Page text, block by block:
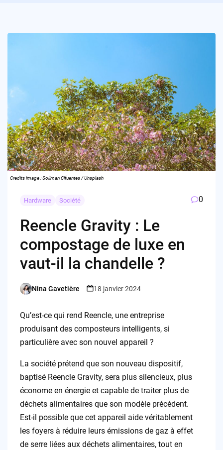
Credits image : Soliman Cifuentes / Unsplash
Hardware Société 0
Reencle Gravity : Le
compostage de luxe en
vaut-il la chandelle ?
Posted
Nina Gavetière 18 janvier 2024
Qu’est-ce qui rend Reencle, une entreprise
produisant des composteurs intelligents, si
particulière avec son nouvel appareil ?
La société prétend que son nouveau dispositif,
baptisé Reencle Gravity, sera plus silencieux, plus
économe en énergie et capable de traiter plus de
déchets alimentaires que son modèle précédent.
Est-il possible que cet appareil aide véritablement
les foyers à réduire leurs émissions de gaz à effet
de serre liées aux déchets alimentaires, tout en